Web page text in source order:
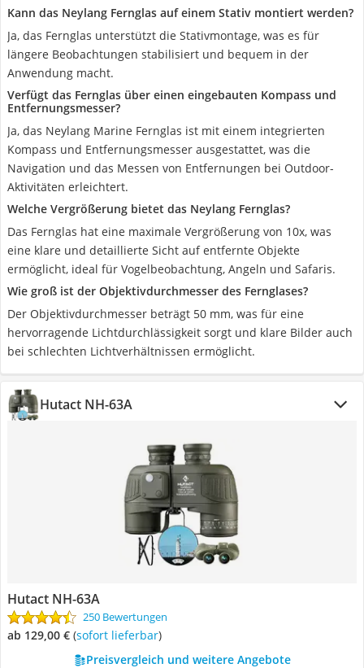
Kann das Neylang Fernglas auf einem Stativ montiert werden?
Ja, das Fernglas unterstützt die Stativmontage, was es für
längere Beobachtungen stabilisiert und bequem in der
Anwendung macht.
Verfügt das Fernglas über einen eingebauten Kompass und
Entfernungsmesser?
Ja, das Neylang Marine Fernglas ist mit einem integrierten
Kompass und Entfernungsmesser ausgestattet, was die
Navigation und das Messen von Entfernungen bei Outdoor-
Aktivitäten erleichtert.
Welche Vergrößerung bietet das Neylang Fernglas?
Das Fernglas hat eine maximale Vergrößerung von 10x, was
eine klare und detaillierte Sicht auf entfernte Objekte
ermöglicht, ideal für Vogelbeobachtung, Angeln und Safaris.
Wie groß ist der Objektivdurchmesser des Fernglases?
Der Objektivdurchmesser beträgt 50 mm, was für eine
hervorragende Lichtdurchlässigkeit sorgt und klare Bilder auch
bei schlechten Lichtverhältnissen ermöglicht.
Hutact ‎NH-63A
Hutact ‎NH-63A
250 Bewertungen
ab 129,00 € ( Sofort lieferbar)
Preisvergleich und weitere Angebote